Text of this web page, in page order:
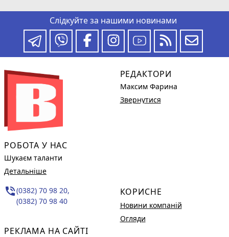
Слідкуйте за нашими новинами
РОБОТА У НАС
Шукаєм таланти
Детальніше
phone_in_talk(0382) 70 98 20,
(0382) 70 98 40
РЕКЛАМА НА САЙТІ
РЕДАКТОРИ
Максим Фарина
Звернутися
КОРИСНЕ
Новини компаній
Огляди